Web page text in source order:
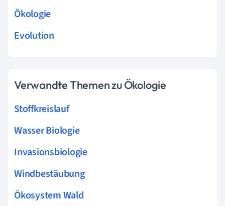
Ökologie
Evolution
Verwandte Themen zu Ökologie
Stoffkreislauf
Wasser Biologie
Invasionsbiologie
Windbestäubung
Ökosystem Wald